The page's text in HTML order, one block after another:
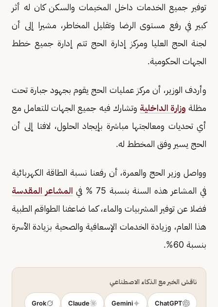
توفير جميع الخدمات داخل المخيمات والسكن كان له أثر
كبير في رفع مستوى الرضا وتقليل المخاطر، مشيرا إلى أن
لجنة الحج العليا ومركز إدارة الحج تتم إدارة جميع خطط
الجهات الحكومية.
وأردف الوزير، أن مركز عمليات الحج يقوم بجهود جبارة تحت
مظلة وزارة الداخلية وتشارك فيه جميع الجهات للتعامل مع
أي تحديات ومعالجتها مباشرة بإيجاد الحلول، لافتا إلى أن
الحج يسير وفق المخطط له.
وواصل وزير الحج والعمرة، أن رفعنا نسبة الطاقة الكهربائية
في المشاعر هذه السنة بنسبة 75 % في
المشاعر المقدسة
فضلا عن توفير المشربيات والماء، كما ضاعفنا الطواقم الطبية
هذا العام، وزيادة الخدمات الإسعافية والصحية بزيادة الأسرة
بنسبة 60%.
ناقش الخبر مع الذكاء الاصطناعي
ChatGPT
Gemini
Claude
Grok